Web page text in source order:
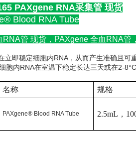
PAXgene RNA采集管 现货
Blood RNA Tube
RNA管 现货，PAXgene 全血RNA
立即稳定细胞内RNA，从而产生准确且可
胞内RNA在室温下稳定长达三天或在2-8°C
名称 规格
PAXgene® Blood RNA Tube 2.5mL ，